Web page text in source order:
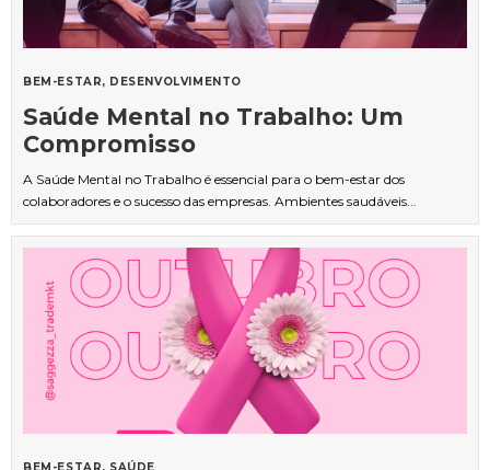
BEM-ESTAR DESENVOLVIMENTO
Saúde Mental no Trabalho: Um
Compromisso
A Saúde Mental no Trabalho é essencial para o bem-estar dos
colaboradores e o sucesso das empresas. Ambientes saudáveis...